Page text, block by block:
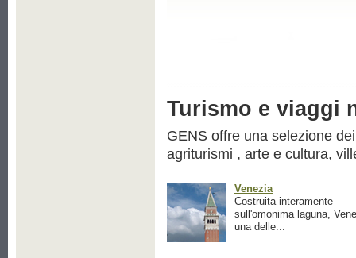
Turismo e viaggi
GENS offre una selezione
agriturismi , arte e cultura,
Venezia
Costruita interamente
sull'omonima laguna,
una delle...